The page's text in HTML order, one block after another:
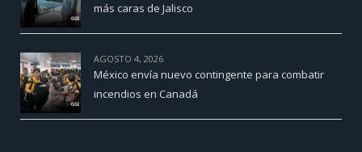
más caras de Jalisco
AGOSTO 4, 2026
México envía nuevo contingente para combatir
incendios en Canadá